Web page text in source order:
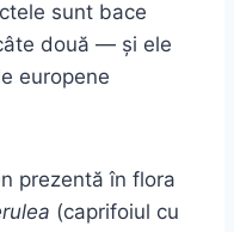
sunt bace
două — și ele
europene
prezentă în flora
(caprifoiul cu